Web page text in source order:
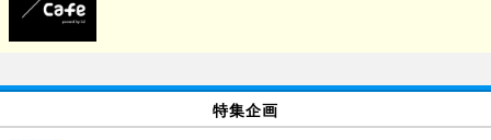
特集企画